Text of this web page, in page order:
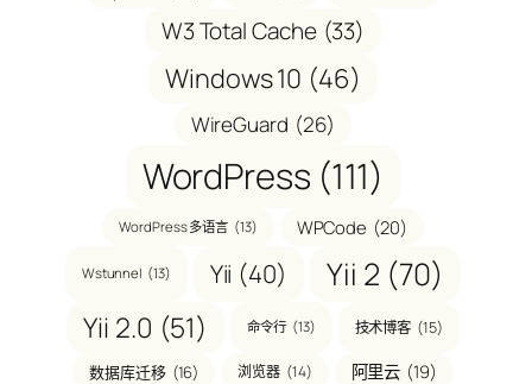
W3 Total Cache (33)
Windows 10 (46)
WireGuard (26)
WordPress (111)
WordPress 多语言 (13) WPCode (20)
Wstunnel (13) Yii (40) Yii 2 (70)
Yii 2.0 (51) 命令行 (13) 技术博客 (15)
数据库迁移 (16) 浏览器 (14) 阿里云 (19)